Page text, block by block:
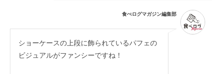
食べログマガジン編集部
ショーケースの上段に飾られているパフェの
ビジュアルがファンシーですね！